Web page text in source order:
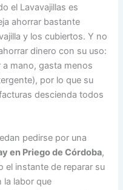
el Lavavajillas es
ahorrar bastante
y los cubiertos. Y no
dinero con su uso:
mano, gasta menos
por lo que su
descienda todos
pedirse por una
en Priego de Córdoba,
el instante de reparar su
la labor que